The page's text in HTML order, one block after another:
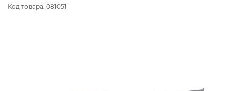
Код товара: 081051